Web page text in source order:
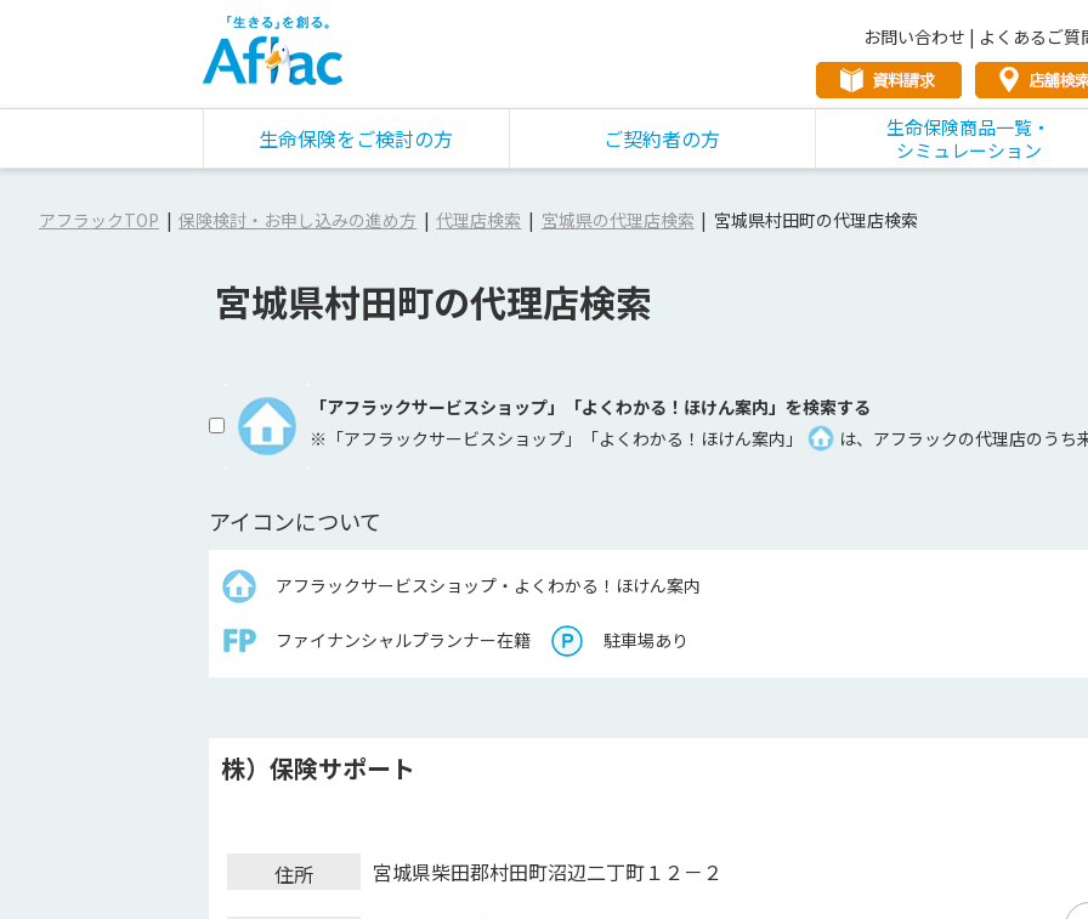
お問い合わせ | よくあるご質
生命保険をご検討の方 ご契約者の方
生命保険商品一覧・
シミュレーション
アフラックTOP 保険検討・お申し込みの進め方 代理店検索 宮城県の代理店検索 宮城県村田町の代理店検索
宮城県村田町の代理店検索
「アフラックサービスショップ」「よくわかる！ほけん案内」を検索する
※「アフラックサービスショップ」「よくわかる！ほけん案内」
は、アフラックの代理店のうち
アイコンについて
アフラックサービスショップ・よくわかる！ほけん案内
ファイナンシャルプランナー在籍 駐車場あり
株）保険サポート
住所 宮城県柴田郡村田町沼辺二丁町１２－２